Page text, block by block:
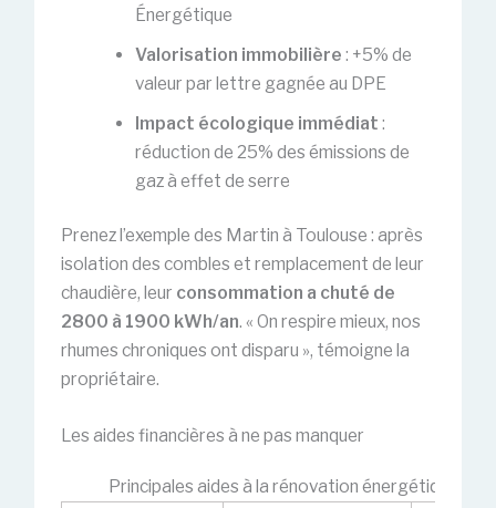
Énergétique
Valorisation immobilière : +5% de
valeur par lettre gagnée au DPE
Impact écologique immédiat :
réduction de 25% des émissions de
gaz à effet de serre
Prenez l’exemple des Martin à Toulouse : après
isolation des combles et remplacement de leur
chaudière, leur consommation a chuté de
2800 à 1900 kWh/an. « On respire mieux, nos
rhumes chroniques ont disparu », témoigne la
propriétaire.
Les aides financières à ne pas manquer
Principales aides à la rénovation énergétique en